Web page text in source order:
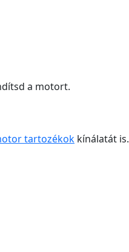
a motort.
tartozékok kínálatát is.